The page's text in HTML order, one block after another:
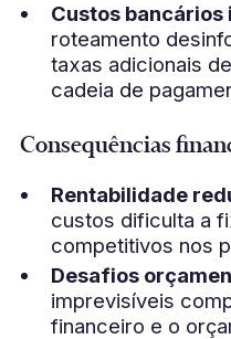
Custos
roteamento
taxas adicionais
cadeia de
Consequências
Rentabilidade
custos dificulta a
competitivos nos
Desafios
imprevisíveis
financeiro e o